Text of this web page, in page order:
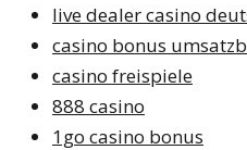
live dealer casino
casino bonus
casino freispiele
888 casino
1go casino bonus